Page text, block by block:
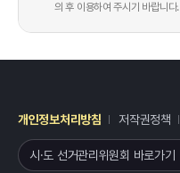
의 후 이용하여 주시기 바랍니다.
개인정보처리방침 저작권정책
시·도 선거관리위원회 바로가기